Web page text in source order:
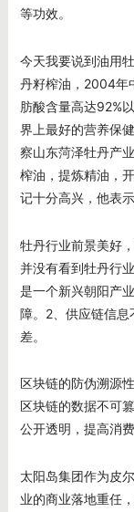
等功效。
今天我要说到油用
丹籽榨油，2004年
肪酸含量高达92%
界上最好的营养保
察山东菏泽牡丹产
榨油，提炼精油，
记十分高兴，他表
牡丹行业前景美好
并没有看到牡丹行
是一个新兴朝阳产
障。2、供应链信
差。
区块链的防伪溯源
区块链的数据不可
公开透明，提高消
太阳岛集团作为皮
业的商业落地重任